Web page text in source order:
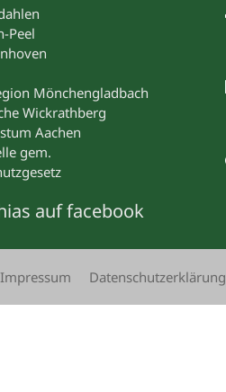
Peel
Mönchengladbach
Wickrathberg
Aachen
gem.
auf facebook
Impressum Datenschutzerklärung